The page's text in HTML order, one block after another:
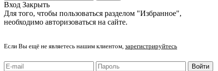
Вход Закрыть
Для того, чтобы пользоваться разделом "Избранное",
необходимо авторизоваться на сайте.
Если Вы ещё не являетесь нашим клиентом, зарегистрируйтесь
Войти